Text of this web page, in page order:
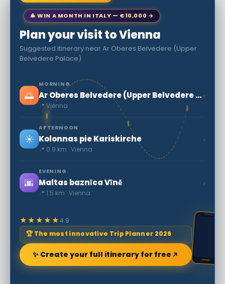
🎄 WIN A MONTH IN ITALY — €10,000 →
Plan your visit to Vienna
Suggested itinerary near Ar Oberes Belvedere (Upper
Belvedere Palace)
🌅
MORNING
Ar Oberes Belvedere (Upper Belvedere Palace)
📍 Vienna
›
☀️
AFTERNOON
Kolonnas pie Kariskirche
📍 0.9 km · Vienna
›
🌆
EVENING
Maltas baznīca Vīnē
📍 1.5 km · Vienna
›
★★★★★4.9
🏆 The most innovative Trip Planner 2026
✨ Create your full itinerary for free